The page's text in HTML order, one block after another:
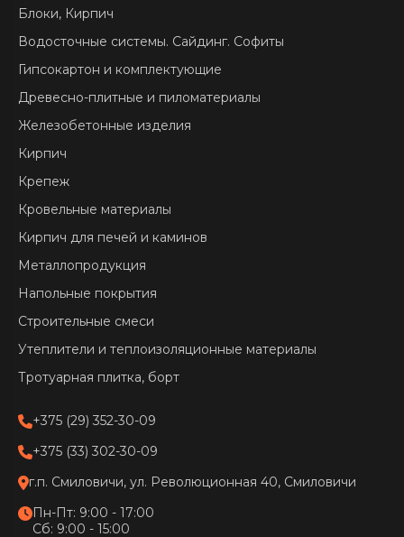
Блоки, Кирпич
Водосточные системы. Сайдинг. Софиты
Гипсокартон и комплектующие
Древесно-плитные и пиломатериалы
Железобетонные изделия
Кирпич
Крепеж
Кровельные материалы
Кирпич для печей и каминов
Металлопродукция
Напольные покрытия
Строительные смеси
Утеплители и теплоизоляционные материалы
Тротуарная плитка, борт
+375 (29) 352-30-09
+375 (33) 302-30-09
г.п. Смиловичи, ул. Революционная 40, Смиловичи
Пн-Пт: 9:00 - 17:00
Сб: 9:00 - 15:00